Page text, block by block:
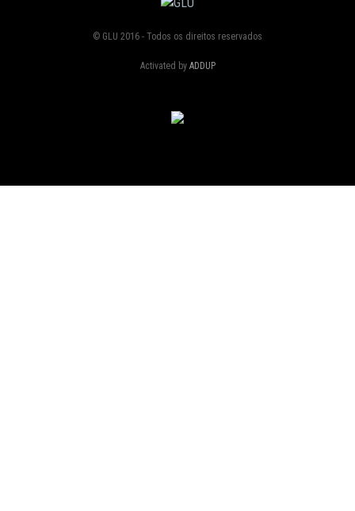
© GLU 2016 - Todos os direitos reservados
Activated by ADDUP